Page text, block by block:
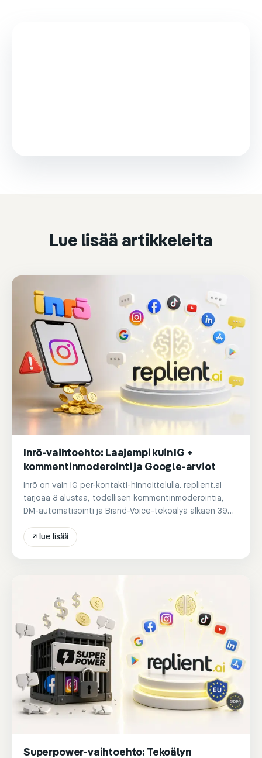
Lue lisää artikkeleita
Inrō-vaihtoehto: Laajempi kuin IG +
kommentinmoderointi ja Google-arviot
Inrō on vain IG per-kontakti-hinnoittelulla. replient.ai
tarjoaa 8 alustaa, todellisen kommentinmoderointia,
DM-automatisointi ja Brand-Voice-tekoälyä alkaen 39
↗ lue lisää
Superpower-vaihtoehto: Tekoälyn